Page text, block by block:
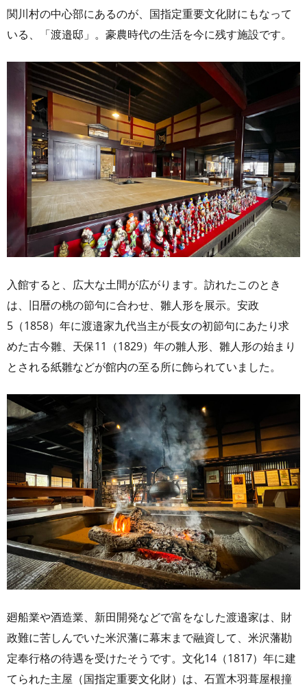
関川村の中心部にあるのが、国指定重要文化財にもなって
いる、「渡邉邸」。豪農時代の生活を今に残す施設です。
入館すると、広大な土間が広がります。訪れたこのとき
は、旧暦の桃の節句に合わせ、雛人形を展示。安政
5（1858）年に渡邉家九代当主が長女の初節句にあたり求
めた古今雛、天保11（1829）年の雛人形、雛人形の始まり
とされる紙雛などが館内の至る所に飾られていました。
廻船業や酒造業、新田開発などで富をなした渡邉家は、財
政難に苦しんでいた米沢藩に幕末まで融資して、米沢藩勘
定奉行格の待遇を受けたそうです。文化14（1817）年に建
てられた主屋（国指定重要文化財）は、石置木羽葺屋根撞